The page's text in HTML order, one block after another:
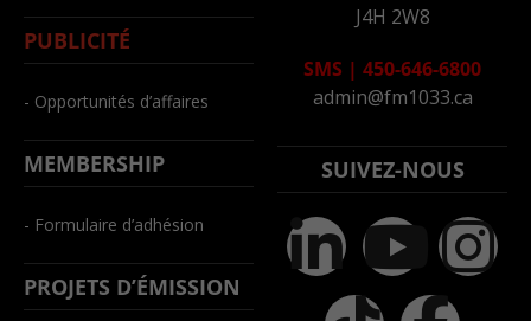
PUBLICITÉ
- Opportunités d’affaires
MEMBERSHIP
- Formulaire d’adhésion
PROJETS D’ÉMISSION
J4H 2W8
SMS | 450-646-6800
admin@fm1033.ca
SUIVEZ-NOUS